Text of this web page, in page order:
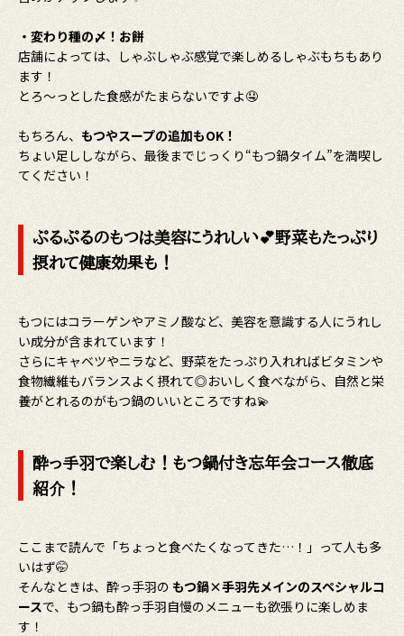
・変わり種の〆！お餅
店舗によっては、しゃぶしゃぶ感覚で楽しめるしゃぶもちもあり
ます！
とろ〜っとした食感がたまらないですよ🤤
もちろん、 もつやスープの追加もOK！
ちょい足ししながら、最後までじっくり“もつ鍋タイム”を満喫し
てください！
ぷるぷるのもつは美容にうれしい💕野菜もたっぷり
摂れて健康効果も！
もつにはコラーゲンやアミノ酸など、美容を意識する人にうれし
い成分が含まれています！
さらにキャベツやニラなど、野菜をたっぷり入れればビタミンや
食物繊維もバランスよく摂れて◎おいしく食べながら、自然と栄
養がとれるのがもつ鍋のいいところですね💫
酔っ手羽で楽しむ！もつ鍋付き忘年会コース徹底
紹介！
ここまで読んで「ちょっと食べたくなってきた…！」って人も多
いはず🤭
そんなときは、酔っ手羽の もつ鍋×手羽先メインのスペシャルコ
ースで、もつ鍋も酔っ手羽自慢のメニューも欲張りに楽しめま
す！